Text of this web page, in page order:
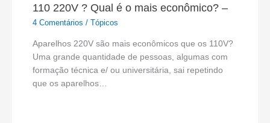
110 220V ? Qual é o mais econômico? –
4 Comentários /Tópicos
Aparelhos 220V são mais econômicos que os 110V?
Uma grande quantidade de pessoas, algumas com
formação técnica e/ ou universitária, sai repetindo
que os aparelhos…